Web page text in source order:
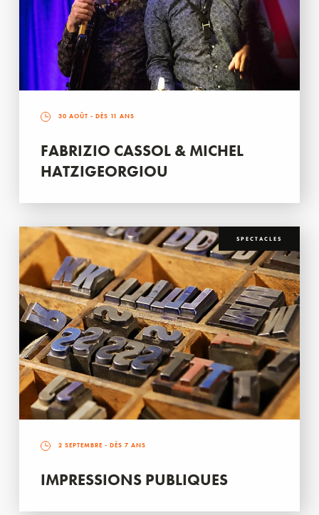
30 AOÛT - DÈS 11 ANS
FABRIZIO CASSOL & MICHEL
HATZIGEORGIOU
SPECTACLES
2 SEPTEMBRE - DÈS 7 ANS
IMPRESSIONS PUBLIQUES